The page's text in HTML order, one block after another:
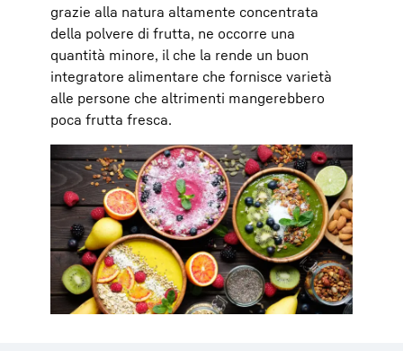
grazie alla natura altamente concentrata
della polvere di frutta, ne occorre una
quantità minore, il che la rende un buon
integratore alimentare che fornisce varietà
alle persone che altrimenti mangerebbero
poca frutta fresca.